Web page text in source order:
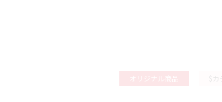
オリジナル商品 $カ